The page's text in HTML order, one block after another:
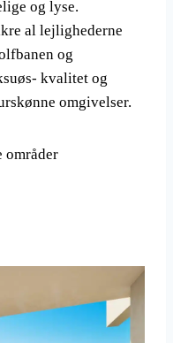
og lyse.
al lejlighederne
og
kvalitet og
omgivelser.
områder